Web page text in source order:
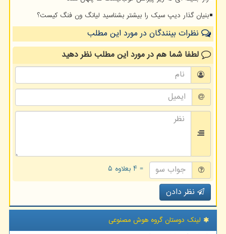
بنیان گذار دیپ سیک را بیشتر بشناسید لیانگ ون فنگ کیست؟
نظرات بینندگان در مورد این مطلب
لطفا شما همدر مورد این مطلبنظر دهید
= ۴ بعلاوه ۵
نظر دادن
لینک دوستان گروه هوش مصنوعی